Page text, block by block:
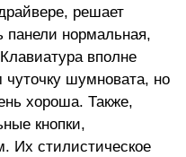
решает
панели нормальная,
вполне
шумновата, но
хороша. Также,
кнопки,
Их стилистическое